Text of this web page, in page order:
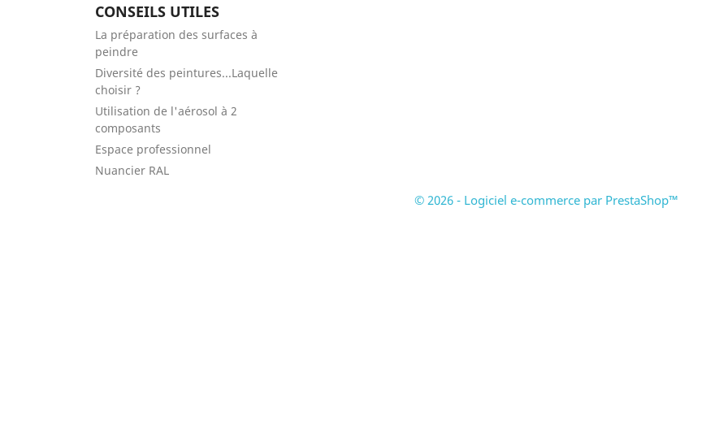
CONSEILS UTILES
La préparation des surfaces à
peindre
Diversité des peintures...Laquelle
choisir ?
Utilisation de l'aérosol à 2
composants
Espace professionnel
Nuancier RAL
© 2026 - Logiciel e-commerce par PrestaShop™